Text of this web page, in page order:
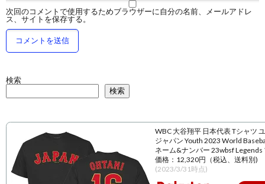
次回のコメントで使用するためブラウザーに自分の名前、メールアドレ
ス、サイトを保存する。
検索
検索
WBC 大谷翔平 日本代表 Tシャツ
ジャパン Youth 2023 World
ネーム&ナンバー 23wbsf Legends
価格：12,320円（税込、送料別)
(2023/3/31時点)